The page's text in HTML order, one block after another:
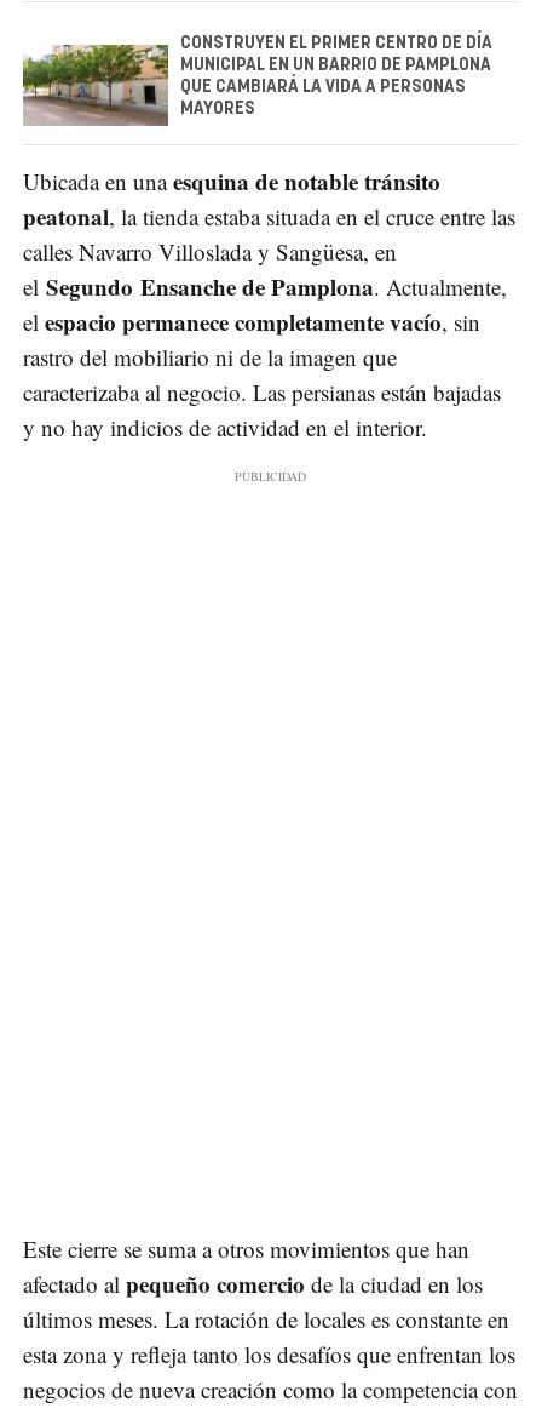
CONSTRUYEN EL PRIMER CENTRO DE DÍA
MUNICIPAL EN UN BARRIO DE PAMPLONA
QUE CAMBIARÁ LA VIDA A PERSONAS
MAYORES
Ubicada en unaesquina de notable tránsito
peatonal, la tienda estaba situada en el cruce entre las
calles Navarro Villoslada y Sangüesa, en
el Segundo Ensanche de Pamplona. Actualmente,
el espacio permanece completamente vacío, sin
rastro del mobiliario ni de la imagen que
caracterizaba al negocio. Las persianas están bajadas
y no hay indicios de actividad en el interior.
Este cierre se suma a otros movimientos que han
afectado al pequeño comercio de la ciudad en los
últimos meses. La rotación de locales es constante en
esta zona y refleja tanto los desafíos que enfrentan los
negocios de nueva creación como la competencia con